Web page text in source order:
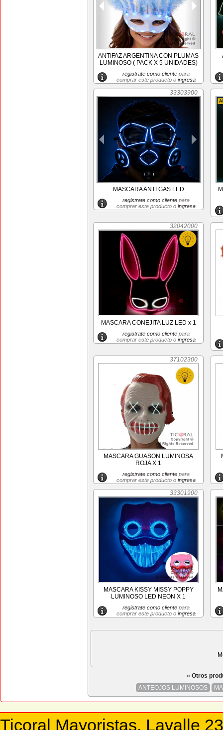
ANTIFAZ ARGENTINA CON PLUMAS
LUMINOSO ( PACK X 5 UNIDADES)
registrate como clientepara
comprar este producto o ingresa
33303900
MASCARA ANTI GAS LED
registrate como clientepara
comprar este producto o ingresa
32042000
MASCARA CONEJITA LUZ LED x 1
registrate como clientepara
comprar este producto o ingresa
37102300
MASCARA GUASON LUMINOSA
ROJA X 1
registrate como clientepara
comprar este producto o ingresa
33301900
MASCARA KISSY MISSY POPPY
LUMINOSO LED NEON X 1
registrate como clientepara
comprar este producto o ingresa
» Otros
ANTEOJOS LUMINOSOS
Ticoral Mayoristas. Lavalle